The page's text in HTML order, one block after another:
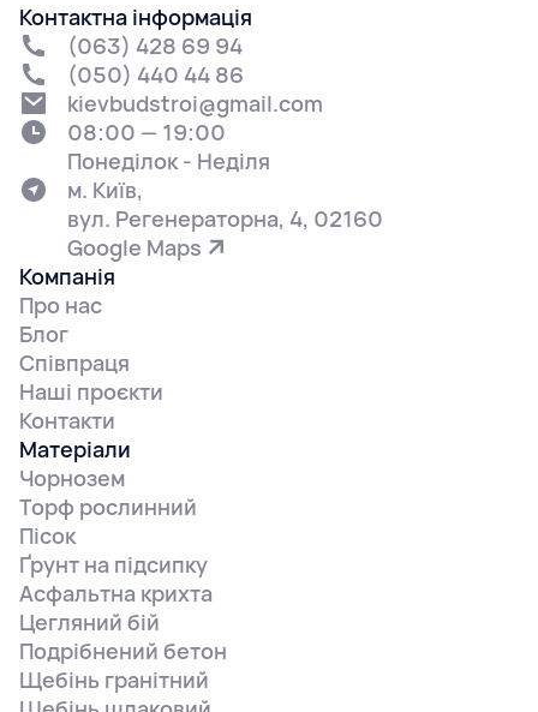
Компанія
Про нас
Блог
Співпраця
Наші проєкти
Контакти
Контактна інформація
(063) 428 69 94
(050) 440 44 86
kievbudstroi@gmail.com
08:00 — 19:00
Понеділок - Неділя
м. Київ,
вул. Регенераторна, 4, 02160
Google Maps
Матеріали
Чорнозем
Торф рослинний
Пісок
Ґрунт на підсипку
Асфальтна крихта
Цегляний бій
Подрібнений бетон
Щебінь гранітний